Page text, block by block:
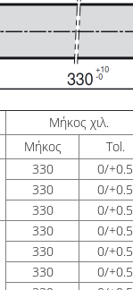
Μήκος χιλ.
Μήκος Tol.
330 0/+0.5
330 0/+0.5
330 0/+0.5
330 0/+0.5
330 0/+0.5
330 0/+0.5